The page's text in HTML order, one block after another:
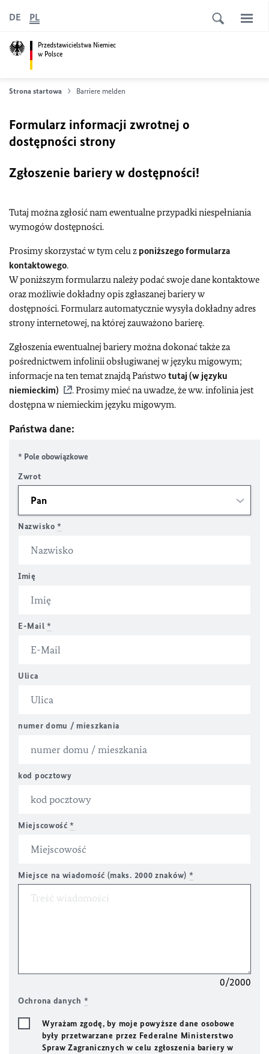
Przedstawicielstwa Niemiec
w Polsce
DE PL
Strona startowa Barriere melden
Formularz informacji zwrotnej o
dostępności strony
Zgłoszenie bariery w dostępności!
Tutaj można zgłosić nam ewentualne przypadki niespełniania
wymogów dostępności.
Prosimy skorzystać w tym celu z poniższego formularza
kontaktowego.
W poniższym formularzu należy podać swoje dane kontaktowe
oraz możliwie dokładny opis zgłaszanej bariery w
dostępności. Formularz automatycznie wysyła dokładny adres
strony internetowej, na której zauważono barierę.
Zgłoszenia ewentualnej bariery można dokonać także za
pośrednictwem infolinii obsługiwanej w języku migowym;
informacje na ten temat znajdą Państwo tutaj (w języku
niemieckim)
. Prosimy mieć na uwadze, że ww. infolinia jest
dostępna w niemieckim języku migowym.
Państwa dane:
* Pole obowiązkowe
Zwrot
Nazwisko*
Imię
E-Mail *
Ulica
numer domu / mieszkania
kod pocztowy
Miejscowość*
Miejsce na wiadomość (maks. 2000 znaków) *
0/2000
Ochrona danych *
Wyrażam zgodę, by moje powyższe dane osobowe
były przetwarzane przez Federalne Ministerstwo
Spraw Zagranicznych w celu zgłoszenia bariery w